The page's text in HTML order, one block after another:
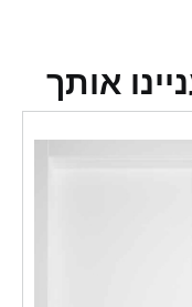
אותך